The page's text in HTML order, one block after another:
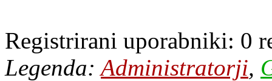
Registrirani uporabniki: 0
Legenda:Administratorji,